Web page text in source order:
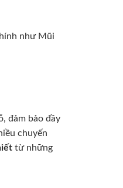
như Mũi
đảm bảo đầy
chuyến
từ những